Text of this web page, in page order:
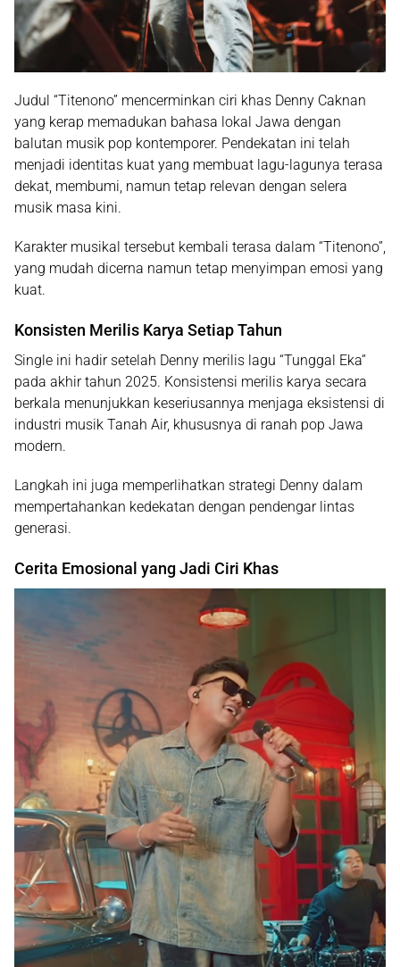
Judul “Titenono” mencerminkan ciri khas Denny Caknan
yang kerap memadukan bahasa lokal Jawa dengan
balutan musik pop kontemporer. Pendekatan ini telah
menjadi identitas kuat yang membuat lagu-lagunya terasa
dekat, membumi, namun tetap relevan dengan selera
musik masa kini.
Karakter musikal tersebut kembali terasa dalam “Titenono”,
yang mudah dicerna namun tetap menyimpan emosi yang
kuat.
Konsisten Merilis Karya Setiap Tahun
Single ini hadir setelah Denny merilis lagu “Tunggal Eka”
pada akhir tahun 2025. Konsistensi merilis karya secara
berkala menunjukkan keseriusannya menjaga eksistensi di
industri musik Tanah Air, khususnya di ranah pop Jawa
modern.
Langkah ini juga memperlihatkan strategi Denny dalam
mempertahankan kedekatan dengan pendengar lintas
generasi.
Cerita Emosional yang Jadi Ciri Khas